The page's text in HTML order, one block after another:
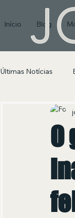
Início Blog
Últimas Notícias
Segurança
O